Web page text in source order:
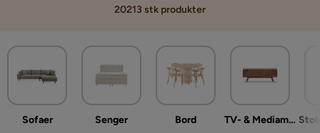
20213 stk produkter
Sofaer Senger Bord TV- & Mediamøbler